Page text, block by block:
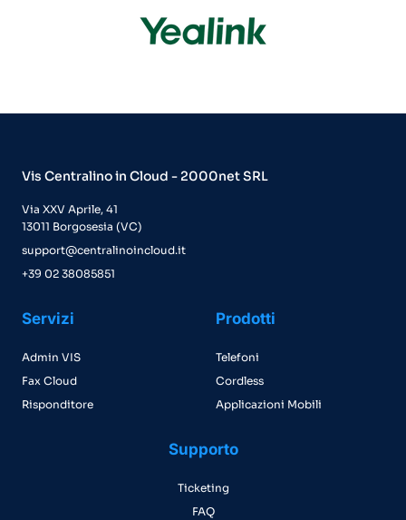
Vis Centralino in Cloud - 2000net SRL
Via XXV Aprile, 41
13011 Borgosesia (VC)
support@centralinoincloud.it
+39 02 38085851
Servizi
Admin VIS
Fax Cloud
Risponditore
Prodotti
Telefoni
Cordless
Applicazioni Mobili
Supporto
Ticketing
FAQ